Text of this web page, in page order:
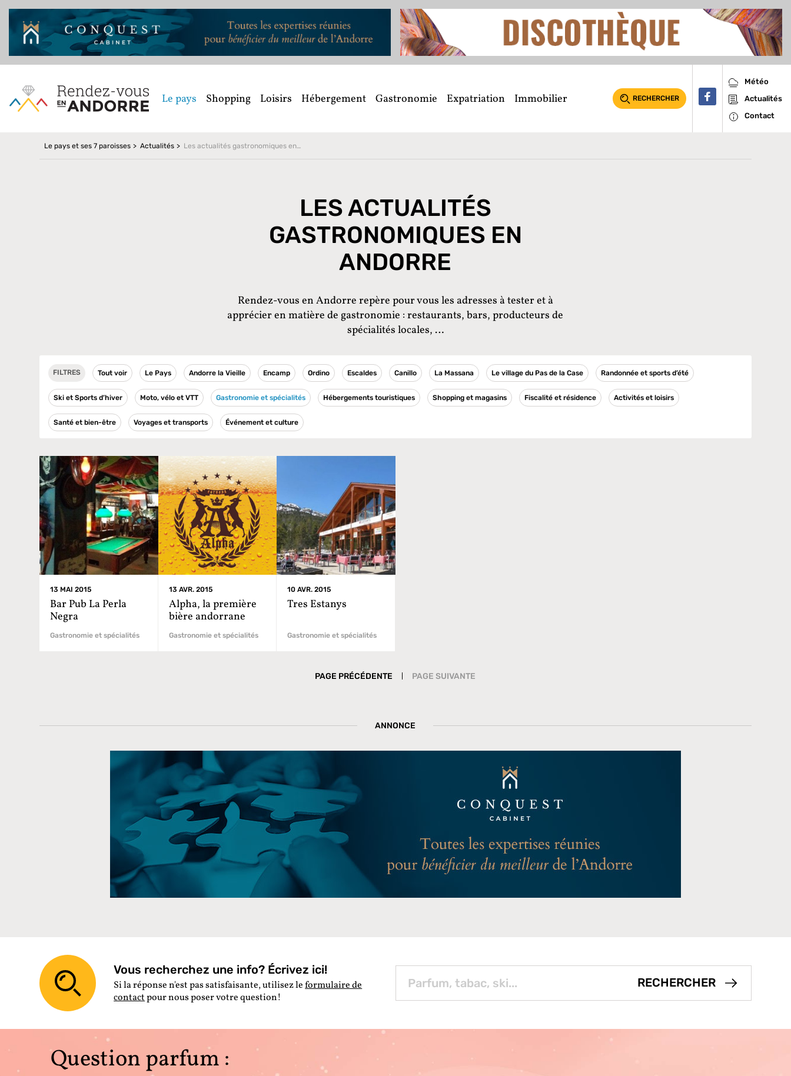
Le pays Shopping Loisirs Hébergement Gastronomie Expatriation Immobilier RECHERCHER
Météo
Actualités
Contact
Le pays et ses 7 paroisses Actualités Les actualités gastronomiquesen Andorre
LES ACTUALITÉS
GASTRONOMIQUES EN
ANDORRE
Rendez-vous en Andorre repère pour vous les adresses à tester et à
apprécier en matière de gastronomie : restaurants, bars, producteurs de
spécialités locales, …
FILTRES Tout voir Le Pays Andorre la Vieille Encamp Ordino Escaldes Canillo La Massana Le village du Pas de la Case Randonnée et sports d’été
Ski et Sports d’hiver Moto, vélo et VTT Gastronomie et spécialités Hébergements touristiques Shopping et magasins Fiscalité et résidence Activités et loisirs
Santé et bien-être Voyages et transports Événement et culture
13 MAI 2015
Bar Pub La Perla
Negra
Gastronomie et spécialités
13 AVR. 2015
Alpha, la première
bière andorrane
Gastronomie et spécialités
10 AVR. 2015
Tres Estanys
Gastronomie et spécialités
PAGE PRÉCÉDENTE | PAGE SUIVANTE
ANNONCE
Vous recherchez une info? Écrivez ici!
Si la réponse n'est pas satisfaisante, utilisez leformulaire de
contactpour nous poser votre question!
Question parfum :